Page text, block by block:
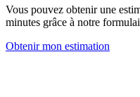
Vous pouvez obtenir une
minutes grâce à notre
Obtenir mon estimation